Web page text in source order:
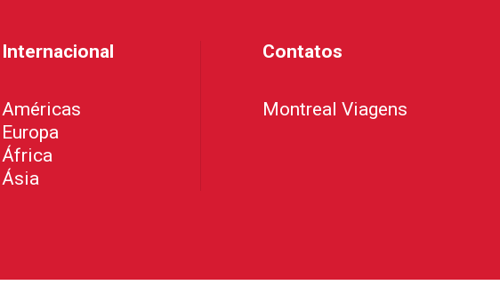
Internacional
Américas
Europa
África
Ásia
Contatos
Montreal Viagens